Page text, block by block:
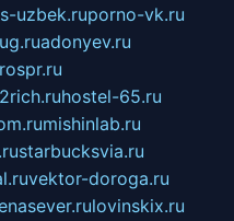
uzbek.ruporno-vk.ru
adonyev.ru
2rich.ruhostel-65.ru
mishinlab.ru
starbucksvia.ru
vektor-doroga.ru
lovinskix.ru